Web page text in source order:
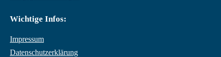
Wichtige Infos:
Impressum
Datenschutzerklärung